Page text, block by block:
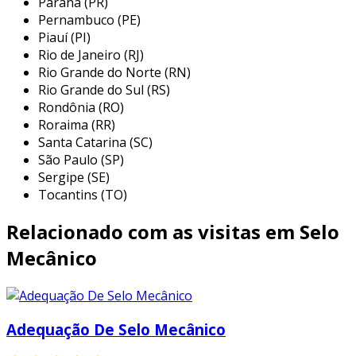
dessas vedações é crucial para evitar
vazamentos e garantir o funcionamento
adequado de equipamentos.
as gaxetas e selos mecânicos desempenham
um papel vital na manutenção da integridade
de sistemas, especialmente em ambientes onde
a pressão e a temperatura podem variar. a
escolha correta desses componentes é
determinante para a durabilidade e a eficiência
dos equipamentos, evitando paradas não
além disso, a venda de gaxetas em minas gerais
abrange uma variedade de soluções que
atendem às necessidades específicas de cada
cliente, proporcionando segurança e
confiabilidade em operações industriais. com a
bhs bombas, é possível contar com produtos
Pernambuco (PE)
Piauí (PI)
Rio de Janeiro (RJ)
Rio Grande do Norte (RN)
Rio Grande do Sul (RS)
Rondônia (RO)
Roraima (RR)
Santa Catarina (SC)
São Paulo (SP)
Sergipe (SE)
Tocantins (TO)
Relacionado com as visitas em Selo
Mecânico
Adequação De Selo Mecânico